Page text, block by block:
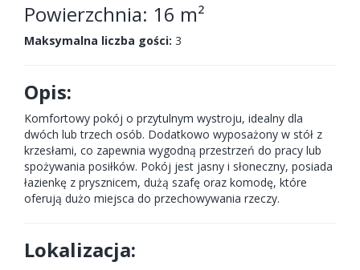
Powierzchnia: 16 m²
Maksymalna liczba gości: 3
Opis:
Komfortowy pokój o przytulnym wystroju, idealny dla
dwóch lub trzech osób. Dodatkowo wyposażony w stół z
krzesłami, co zapewnia wygodną przestrzeń do pracy lub
spożywania posiłków. Pokój jest jasny i słoneczny, posiada
łazienkę z prysznicem, dużą szafę oraz komodę, które
oferują dużo miejsca do przechowywania rzeczy.
Lokalizacja: